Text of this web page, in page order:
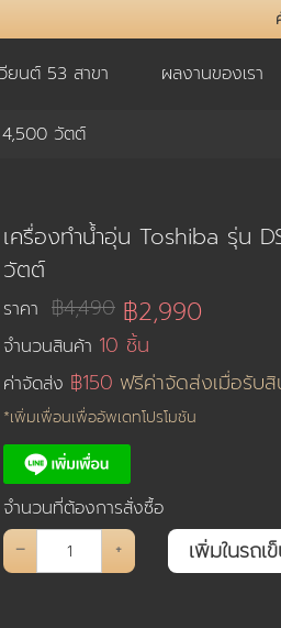
ยนต์ 53 สาขา ผลงานของเรา
4,500 วัตต์
เครื่องทำน้ำอุ่น Toshiba รุ่น
วัตต์
ราคา ฿4,490 ฿2,990
จำนวนสินค้า 10 ชิ้น
ค่าจัดส่ง ฿150 ฟรีค่าจัดส่งเมื่อรับสิ
*เพิ่มเพื่อนเพื่ออัพเดทโปรโมชัน
จำนวนที่ต้องการสั่งซื้อ
– +